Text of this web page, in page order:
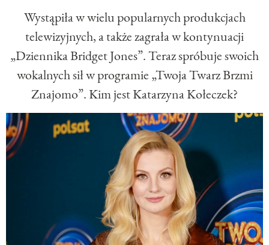
Wystąpiła w wielu popularnych produkcjach
telewizyjnych, a także zagrała w kontynuacji
„Dziennika Bridget Jones”. Teraz spróbuje swoich
wokalnych sił w programie „Twoja Twarz Brzmi
Znajomo”. Kim jest Katarzyna Kołeczek?